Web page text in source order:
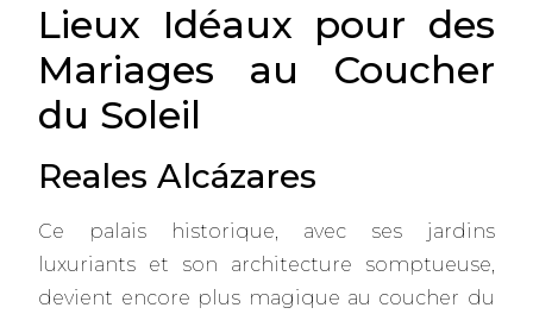
Lieux Idéaux pour des
Mariages au Coucher
du Soleil
Reales Alcázares
Ce palais historique, avec ses jardins
luxuriants et son architecture somptueuse,
devient encore plus magique au coucher du